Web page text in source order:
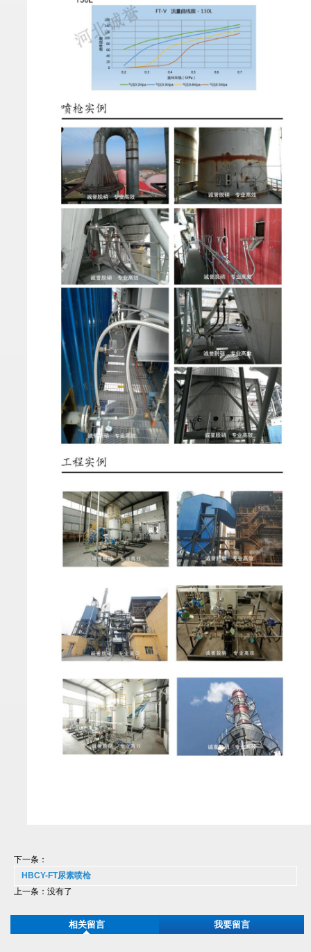
下一条：
HBCY-FT尿素喷枪
上一条：没有了
相关留言 我要留言